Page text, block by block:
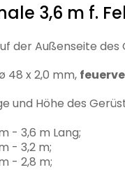
3,6 m f.
der Außenseite des
48 x 2,0 mm,
und Höhe des
- 3,6 m Lang;
- 3,2 m;
- 2,8 m;